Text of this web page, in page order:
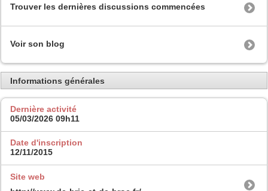
Trouver les dernières discussions commencées
Voir son blog
Informations générales
Dernière activité
05/03/2026 09h11
Date d'inscription
12/11/2015
Site web